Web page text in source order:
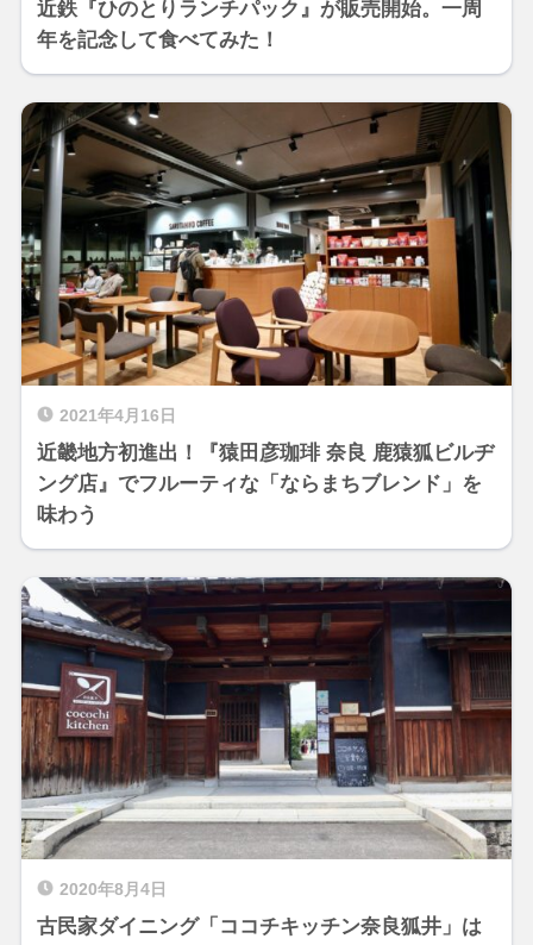
近鉄『ひのとりランチパック』が販売開始。一周
年を記念して食べてみた！
2021年4月16日
近畿地方初進出！『猿田彦珈琲 奈良 鹿猿狐ビルヂ
ング店』でフルーティな「ならまちブレンド」を
味わう
2020年8月4日
古民家ダイニング「ココチキッチン奈良狐井」は